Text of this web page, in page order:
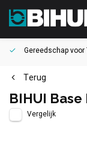
Gereedschap voor
Terug
BIHUI
Vergelijk